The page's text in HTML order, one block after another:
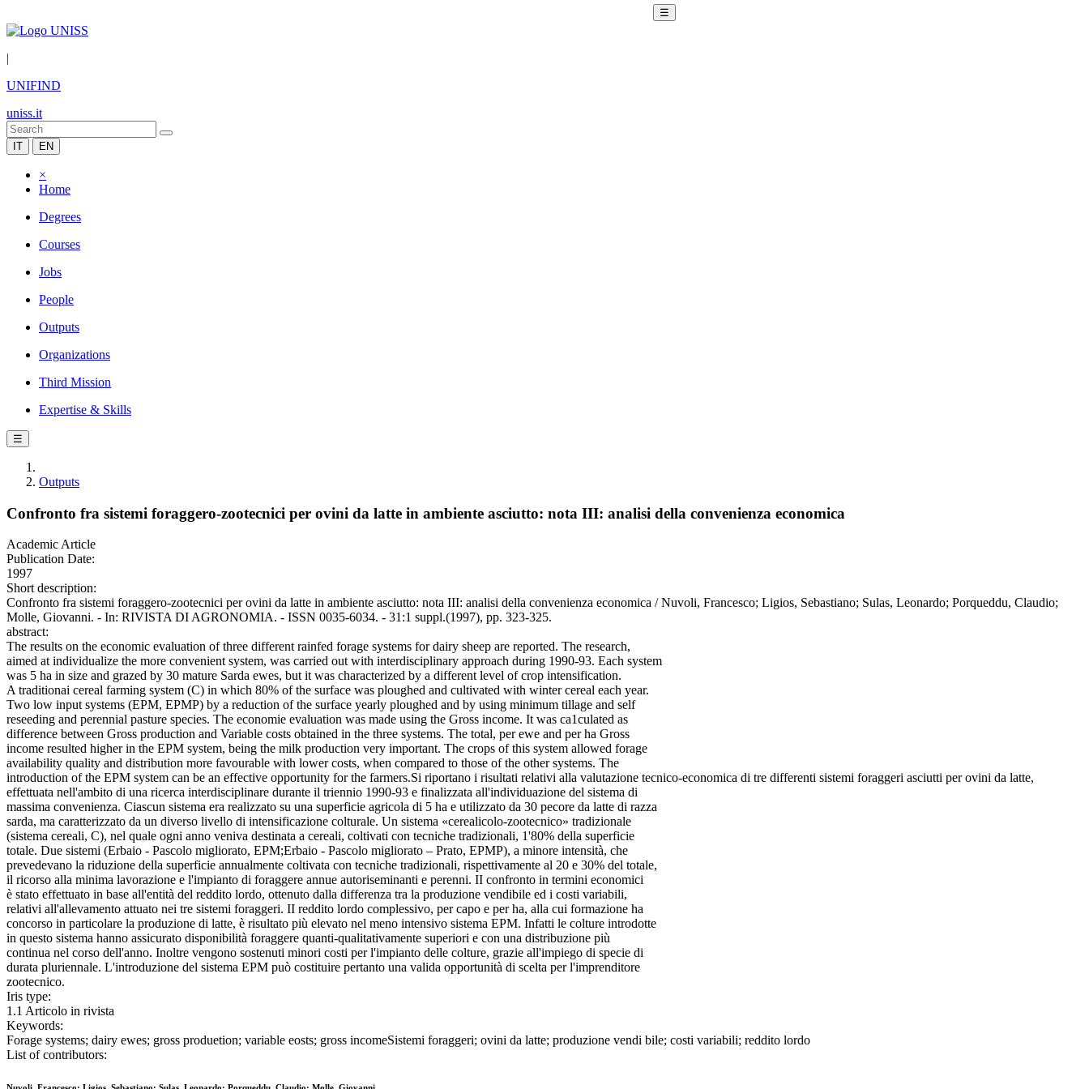
☰
|
UNIFIND
uniss.it
IT EN
×
Home
Degrees
Courses
Jobs
People
Outputs
Organizations
Third Mission
Expertise & Skills
☰
Outputs
Confronto fra sistemi foraggero-zootecnici per ovini da latte in ambiente asciutto: nota III: analisi della convenienza economica
Academic Article
Publication Date:
1997
Short description:
Confronto fra sistemi foraggero-zootecnici per ovini da latte in ambiente asciutto: nota III: analisi della convenienza economica / Nuvoli, Francesco; Ligios, Sebastiano; Sulas, Leonardo; Porqueddu, Claudio;
Molle, Giovanni. - In: RIVISTA DI AGRONOMIA. - ISSN 0035-6034. - 31:1 suppl.(1997), pp. 323-325.
abstract:
The results on the economic evaluation of three different rainfed forage systems for dairy sheep are reported. The research,
aimed at individualize the more convenient system, was carried out with interdisciplinary approach during 1990-93. Each system
was 5 ha in size and grazed by 30 mature Sarda ewes, but it was characterized by a different level of crop intensification.
A traditionai cereal farming system (C) in which 80% of the surface was ploughed and cultivated with winter cereal each year.
Two low input systems (EPM, EPMP) by a reduction of the surface yearly ploughed and by using minimum tillage and self
reseeding and perennial pasture species. The economie evaluation was made using the Gross income. It was ca1culated as
difference between Gross production and Variable costs obtained in the three systems. The total, per ewe and per ha Gross
income resulted higher in the EPM system, being the milk production very important. The crops of this system allowed forage
availability quality and distribution more favourable with lower costs, when compared to those of the other systems. The
introduction of the EPM system can be an effective opportunity for the farmers.Si riportano i risultati relativi alla valutazione tecnico-economica di tre differenti sistemi foraggeri asciutti per ovini da latte,
effettuata nell'ambito di una ricerca interdisciplinare durante il triennio 1990-93 e finalizzata all'individuazione del sistema di
massima convenienza. Ciascun sistema era realizzato su una superficie agricola di 5 ha e utilizzato da 30 pecore da latte di razza
sarda, ma caratterizzato da un diverso livello di intensificazione colturale. Un sistema «cerealicolo-zootecnico» tradizionale
(sistema cereali, C), nel quale ogni anno veniva destinata a cereali, coltivati con tecniche tradizionali, 1'80% della superficie
totale. Due sistemi (Erbaio - Pascolo migliorato, EPM;Erbaio - Pascolo migliorato – Prato, EPMP), a minore intensità, che
prevedevano la riduzione della superficie annualmente coltivata con tecniche tradizionali, rispettivamente al 20 e 30% del totale,
il ricorso alla minima lavorazione e l'impianto di foraggere annue autoriseminanti e perenni. II confronto in termini economici
è stato effettuato in base all'entità del reddito lordo, ottenuto dalla differenza tra la produzione vendibile ed i costi variabili,
relativi all'allevamento attuato nei tre sistemi foraggeri. II reddito lordo complessivo, per capo e per ha, alla cui formazione ha
concorso in particolare la produzione di latte, è risultato più elevato nel meno intensivo sistema EPM. Infatti le colture introdotte
in questo sistema hanno assicurato disponibilità foraggere quanti-qualitativamente superiori e con una distribuzione più
continua nel corso dell'anno. Inoltre vengono sostenuti minori costi per l'impianto delle colture, grazie all'impiego di specie di
durata pluriennale. L'introduzione del sistema EPM può costituire pertanto una valida opportunità di scelta per l'imprenditore
zootecnico.
Iris type:
1.1 Articolo in rivista
Keywords:
Forage systems; dairy ewes; gross produetion; variable eosts; gross incomeSistemi foraggeri; ovini da latte; produzione vendi bile; costi variabili; reddito lordo
List of contributors: